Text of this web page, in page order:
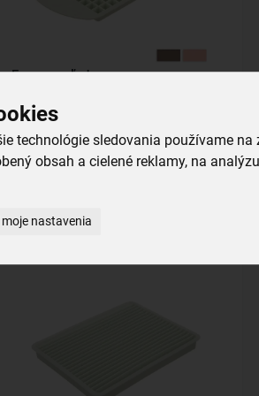
technológie sledovania používame
obsah a cielené reklamy, na
nastavenia
Forma na ľad
skladom
2,99 €
Vložiť do košíka